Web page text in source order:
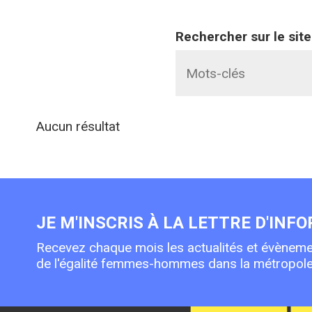
Rechercher sur le site
Aucun résultat
JE M'INSCRIS À LA LETTRE
Recevez chaque mois les actualités et
de l'égalité femmes-hommes dans la